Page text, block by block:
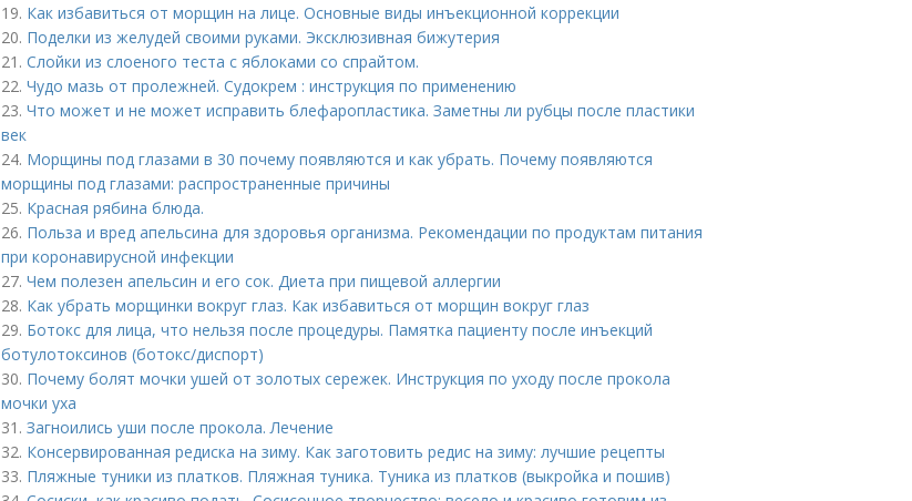
19. Как избавиться от морщин на лице. Основные виды инъекционной коррекции
20. Поделки из желудей своими руками. Эксклюзивная бижутерия
21. Слойки из слоеного теста с яблоками со спрайтом.
22. Чудо мазь от пролежней. Судокрем : инструкция по применению
23. Что может и не может исправить блефаропластика. Заметны ли рубцы после пластики
век
24. Морщины под глазами в 30 почему появляются и как убрать. Почему появляются
морщины под глазами: распространенные причины
25. Красная рябина блюда.
26. Польза и вред апельсина для здоровья организма. Рекомендации по продуктам питания
при коронавирусной инфекции
27. Чем полезен апельсин и его сок. Диета при пищевой аллергии
28. Как убрать морщинки вокруг глаз. Как избавиться от морщин вокруг глаз
29. Ботокс для лица, что нельзя после процедуры. Памятка пациенту после инъекций
ботулотоксинов (ботокс/диспорт)
30. Почему болят мочки ушей от золотых сережек. Инструкция по уходу после прокола
мочки уха
31. Загноились уши после прокола. Лечение
32. Консервированная редиска на зиму. Как заготовить редис на зиму: лучшие рецепты
33. Пляжные туники из платков. Пляжная туника. Туника из платков (выкройка и пошив)